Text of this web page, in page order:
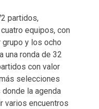
partidos,
equipos, con
y los ocho
una ronda de 32
con valor
selecciones
la agenda
varios encuentros